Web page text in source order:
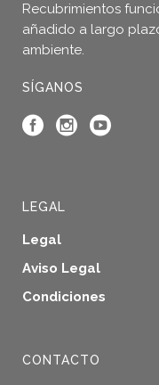
Recubrimientos
añadido a largo
ambiente.
SÍGANOS
LEGAL
Legal
Aviso Legal
Condiciones
CONTACTO